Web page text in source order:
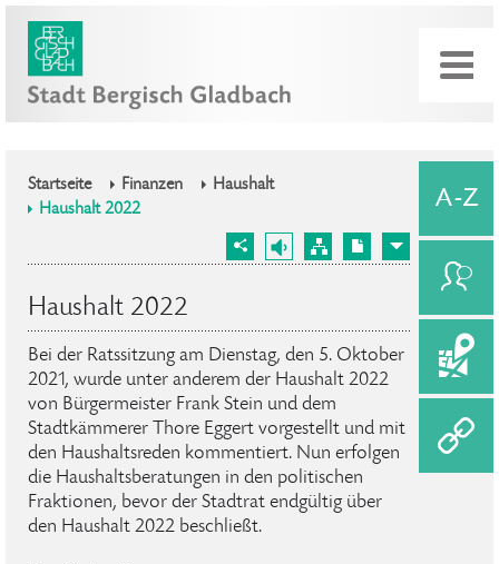
Startseite Finanzen
Haushalt
Haushalt 2022
Haushalt 2022
Bei der Ratssitzung am Dienstag, den 5. Oktober
2021, wurde unter anderem der Haushalt 2022
von Bürgermeister Frank Stein und dem
Stadtkämmerer Thore Eggert vorgestellt und mit
den Haushaltsreden kommentiert. Nun erfolgen
die Haushaltsberatungen in den politischen
Fraktionen, bevor der Stadtrat endgültig über
den Haushalt 2022 beschließt.